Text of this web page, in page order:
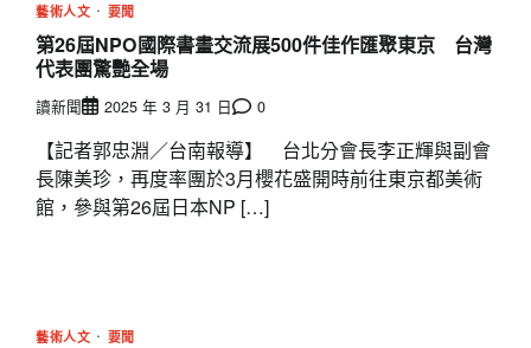
藝術人文 要聞
第26屆NPO國際書畫交流展500件佳作匯聚東京 台灣
代表團驚艷全場
讀新聞 2025 年 3 月 31 日 0
【記者郭忠淵／台南報導】 台北分會長李正輝與副會
長陳美珍，再度率團於3月櫻花盛開時前往東京都美術
館，參與第26屆日本NP […]
藝術人文 要聞